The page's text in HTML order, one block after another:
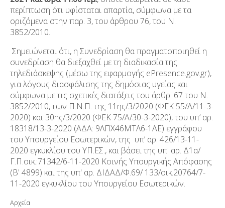
περίπτωση ότι υφίσταται απαρτία, σύμφωνα με τα
οριζόμενα στην παρ. 3, του άρθρου 76, του Ν.
3852/2010.
Σημειώνεται ότι,​​ η Συνεδρίαση θα πραγματοποιηθεί​​ η
συνεδρίαση θα διεξαχθεί με τη διαδικασία της
τηλεδιάσκεψης (μέσω της εφαρμογής ePresence.gov.gr),
για λόγους διασφάλισης της δημόσιας υγείας και
σύμφωνα με τις σχετικές διατάξεις του άρθρ. 67 του Ν.
3852/2010, των Π.Ν.Π. της 11 ης/3/2020 (ΦΕΚ 55/Α/11-3-
2020) και 30ης/3/2020 (ΦΕΚ 75/Α/30-3-2020), του υπ’ αρ.
18318/13-3-2020 (ΑΔΑ: 9ΛΠΧ46ΜΤΛ6-1ΑΕ) εγγράφου
του Υπουργείου Εσωτερικών, της υπ’ αρ. 426/13-11-
2020 εγκυκλίου του ΥΠ.ΕΣ., και βάσει της υπ' αρ. Δ1α/
Γ.Π.οικ.:71342/6-11-2020 Κοινής Υπουργικής Απόφασης
(Β' 4899) και της υπ' αρ. ΔΙΔΑΔ/Φ.69/ 133/οικ.20764/7-
11-2020 εγκυκλίου του Υπουργείου Εσωτερικών.
Αρχεία